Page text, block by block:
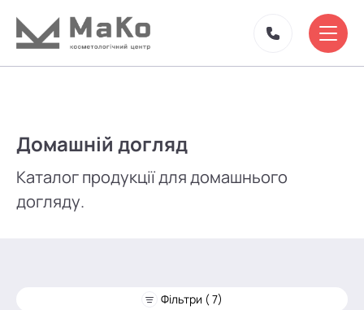
Домашній догляд
Каталог продукції для домашнього
догляду.
Фільтри ( 7)